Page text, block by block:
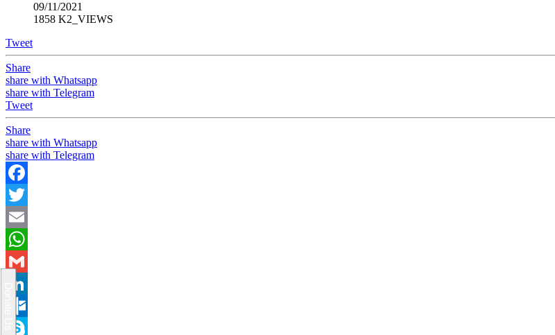
09/11/2021
1858 K2_VIEWS
Tweet
Share
share with Whatsapp
share with Telegram
Tweet
Share
share with Whatsapp
share with Telegram
Facebook
Twitter
Email
WhatsApp
Gmail
LinkedIn
Outlook.com